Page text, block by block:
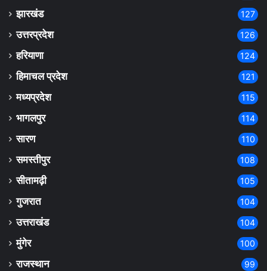
झारखंड 127
उत्तरप्रदेश 126
हरियाणा 124
हिमाचल प्रदेश 121
मध्यप्रदेश 115
भागलपुर 114
सारण 110
समस्तीपुर 108
सीतामढ़ी 105
गुजरात 104
उत्तराखंड 104
मुंगेर 100
राजस्थान 99